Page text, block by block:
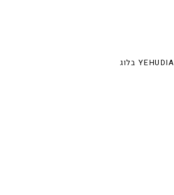
בלוג YEHUDIA